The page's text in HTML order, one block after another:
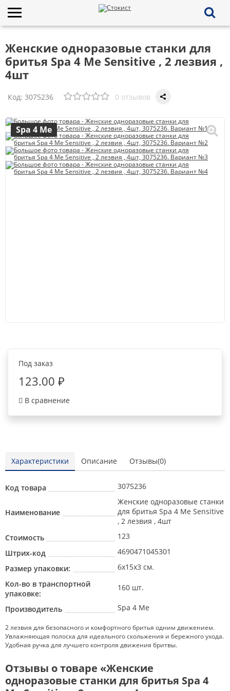
Женские одноразовые станки для
бритья Spa 4 Me Sensitive , 2 лезвия ,
4шт
Код: 3075236 0 отзывов
Spa 4 Me
Под заказ
123.00 ₽
В сравнение
Характеристики Описание Отзывы(0)
Код товара 3075236
Наименование
Женские одноразовые станки
для бритья Spa 4 Me Sensitive
, 2 лезвия , 4шт
Стоимость
123
Штрих-код
4690471045301
Размер упаковки:
6х15х3 см.
Кол-во в транспортной
упаковке:
160 шт.
Производитель Spa 4 Me
2 лезвия для безопасного и комфортного бритья одним движением.
Увлажняющая полоска для идеального скольжения и бережного ухода.
Удобная ручка для лучшего контроля движения бритвы.
Отзывы о товаре «Женские
одноразовые станки для бритья Spa 4